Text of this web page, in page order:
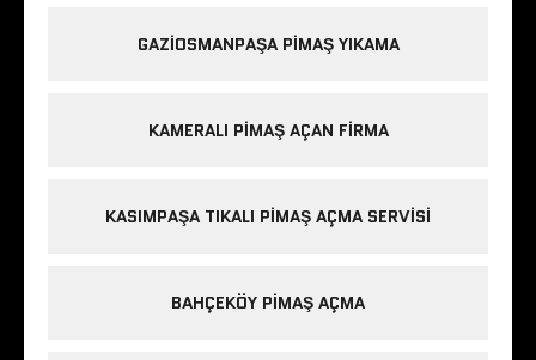
GAZIOSMANPAŞA PIMAŞ YIKAMA
KAMERALI PIMAŞ AÇAN FIRMA
KASIMPAŞA TIKALI PIMAŞ AÇMA SERVISI
BAHÇEKÖY PIMAŞ AÇMA